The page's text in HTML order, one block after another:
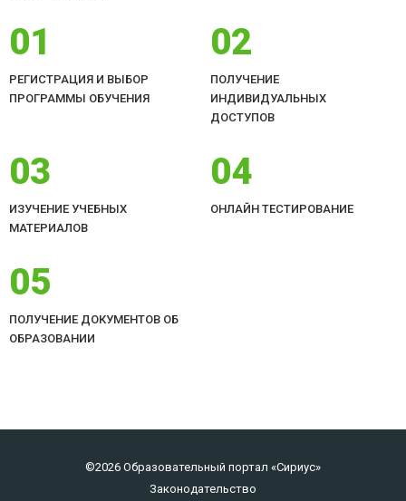
01
РЕГИСТРАЦИЯ И ВЫБОР
ПРОГРАММЫ ОБУЧЕНИЯ
02
ПОЛУЧЕНИЕ
ИНДИВИДУАЛЬНЫХ
ДОСТУПОВ
03
ИЗУЧЕНИЕ УЧЕБНЫХ
МАТЕРИАЛОВ
04
ОНЛАЙН ТЕСТИРОВАНИЕ
05
ПОЛУЧЕНИЕ ДОКУМЕНТОВ ОБ
ОБРАЗОВАНИИ
©2026 Образовательный портал «Сириус»
Законодательство